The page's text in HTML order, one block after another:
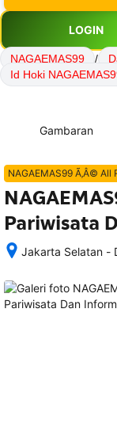
LOGIN
NAGAEMAS99 /
Id Hoki
Gambaran
NAGAEMAS99 Ã‚Â© All
Pariwisata
Jakarta Selatan -
memesan,
semua